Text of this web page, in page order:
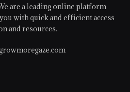
are a leading online platform
with quick and efficient access
and resources.